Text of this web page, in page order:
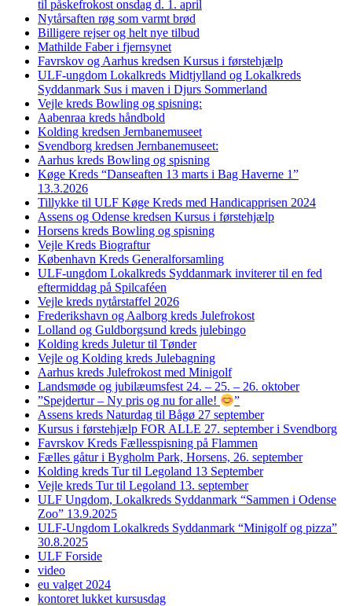
til påskefrokost onsdag d. 1. april
Nytårsaften røg som varmt brød
Billigere rejser og helt nye tilbud
Mathilde Faber i fjernsynet
Favrskov og Aarhus kredsen Kursus i førstehjælp
ULF-ungdom Lokalkreds Midtjylland og Lokalkreds
Syddanmark Sus i maven i Djurs Sommerland
Vejle kreds Bowling og spisning:
Aabenraa kreds håndbold
Kolding kredsen Jernbanemuseet
Svendborg kredsen Jernbanemuseet:
Aarhus kreds Bowling og spisning
Køge Kreds “Danseaften 13 marts i Bag Haverne 1”
13.3.2026
Tillykke til ULF Køge Kreds med Handicapprisen 2024
Assens og Odense kredsen Kursus i førstehjælp
Horsens kreds Bowling og spisning
Vejle Kreds Biograftur
København Kreds Generalforsamling
ULF-ungdom Lokalkreds Syddanmark inviterer til en fed
eftermiddag på Spilcaféen
Vejle kreds nytårstaffel 2026
Frederikshavn og Aalborg kreds Julefrokost
Lolland og Guldborgsund kreds julebingo
Kolding kreds Juletur til Tønder
Vejle og Kolding kreds Julebagning
Aarhus kreds Julefrokost med Minigolf
Landsmøde og jubilæumsfest 24. – 25. – 26. oktober
”Spejdertur – Ny pris og nu for alle!
”
Assens kreds Naturdag til Bågø 27 september
Kursus i førstehjælp FOR ALLE 27. september i Svendborg
Favrskov Kreds Fællesspisning på Flammen
Fælles gåtur i Bygholm Park, Horsens, 26. september
Kolding kreds Tur til Legoland 13 September
Vejle kreds Tur til Legoland 13. september
ULF Ungdom, Lokalkreds Syddanmark “Sammen i Odense
Zoo” 13.9.2025
ULF-Ungdom Lokalkreds Syddanmark “Minigolf og pizza”
30.8.2025
ULF Forside
video
eu valget 2024
kontoret lukket kursusdag